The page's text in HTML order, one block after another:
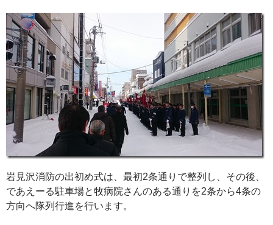
岩見沢消防の出初め式は、最初2条通りで整列し、その後、
であえーる駐車場と牧病院さんのある通りを2条から4条の
方向へ隊列行進を行います。